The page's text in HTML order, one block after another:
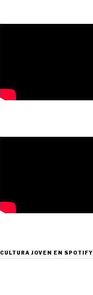
CULTURA JOVEN EN SPOTIFY